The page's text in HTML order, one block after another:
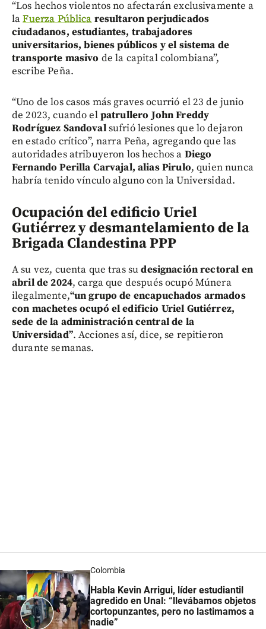
“Los hechos violentos no afectarán exclusivamente a
laFuerza Pública resultaron perjudicados
ciudadanos, estudiantes, trabajadores
universitarios, bienes públicos y el sistema de
transporte masivo de la capital colombiana”,
escribe Peña.
“Uno de los casos más graves ocurrió el 23 de junio
de 2023, cuando elpatrullero John Freddy
Rodríguez Sandovalsufrió lesiones que lo dejaron
en estado crítico”, narra Peña, agregando que las
autoridades atribuyeron los hechos a Diego
Fernando Perilla Carvajal, alias Pirulo, quien nunca
habría tenido vínculo alguno con la Universidad.
Ocupación del edificio Uriel
Gutiérrez y desmantelamiento de la
Brigada Clandestina PPP
A su vez, cuenta que tras sudesignación rectoral en
abril de 2024, carga que después ocupó Múnera
ilegalmente,“un grupo de encapuchados armados
con machetes ocupó el edificio Uriel Gutiérrez,
sede de la administración central de la
Universidad”. Acciones así, dice, se repitieron
durante semanas.
Colombia
Habla Kevin Arrigui, líder estudiantil
agredido en Unal: “llevábamos objetos
cortopunzantes, pero no lastimamos a
nadie”